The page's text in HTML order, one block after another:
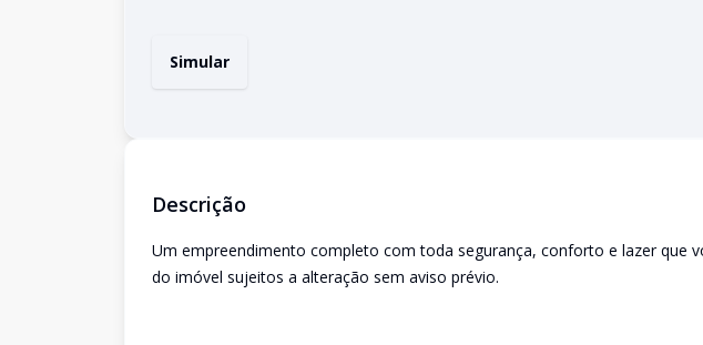
Simular
Descrição
Um empreendimento completo com toda segurança, conforto e lazer que
do imóvel sujeitos a alteração sem aviso prévio.